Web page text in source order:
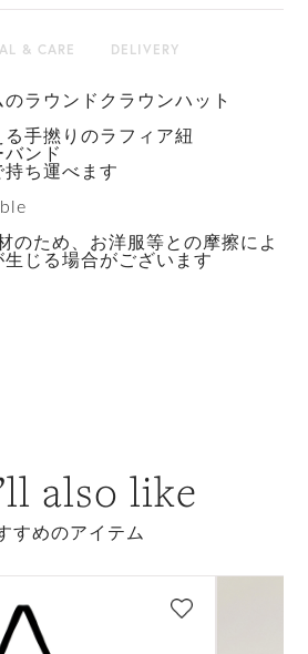
& CARE DELIVERY
ラウンドクラウンハット
手撚りのラフィア紐
ンド
持ち運べます
のため、お洋服等との摩擦によ
じる場合がございます
also like
すめのアイテム